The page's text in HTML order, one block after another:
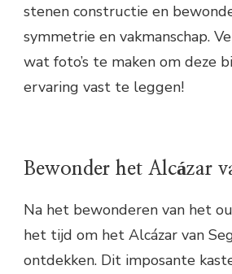
stenen constructie en
symmetrie en vakmanschap.
wat foto’s te maken om deze
ervaring vast te leggen!
Bewonder het Alcázar
Na het bewonderen van het
het tijd om het Alcázar van
ontdekken. Dit imposante